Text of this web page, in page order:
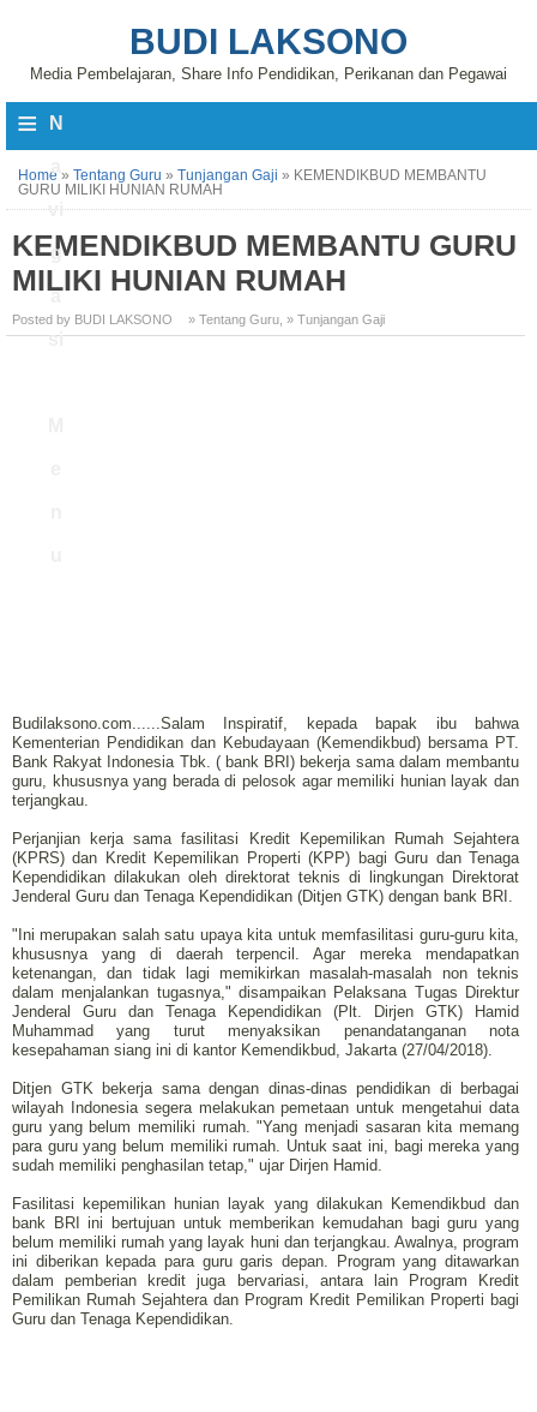
BUDI LAKSONO
Media Pembelajaran, Share Info Pendidikan, Perikanan dan Pegawai
≡ N
vi
g
a
si
Home » Tentang Guru » Tunjangan Gaji » KEMENDIKBUD MEMBANTU
GURU MILIKI HUNIAN RUMAH
KEMENDIKBUD MEMBANTU GURU
MILIKI HUNIAN RUMAH
Posted by BUDI LAKSONO » Tentang Guru » Tunjangan Gaji
Budilaksono.com......Salam Inspiratif, kepada bapak ibu bahwa
Kementerian Pendidikan dan Kebudayaan (Kemendikbud) bersama PT.
Bank Rakyat Indonesia Tbk. ( bank BRI) bekerja sama dalam membantu
guru, khususnya yang berada di pelosok agar memiliki hunian layak dan
terjangkau.
Perjanjian kerja sama fasilitasi Kredit Kepemilikan Rumah Sejahtera
(KPRS) dan Kredit Kepemilikan Properti (KPP) bagi Guru dan Tenaga
Kependidikan dilakukan oleh direktorat teknis di lingkungan Direktorat
Jenderal Guru dan Tenaga Kependidikan (Ditjen GTK) dengan bank BRI.
"Ini merupakan salah satu upaya kita untuk memfasilitasi guru-guru kita,
khususnya yang di daerah terpencil. Agar mereka mendapatkan
ketenangan, dan tidak lagi memikirkan masalah-masalah non teknis
dalam menjalankan tugasnya," disampaikan Pelaksana Tugas Direktur
Jenderal Guru dan Tenaga Kependidikan (Plt. Dirjen GTK) Hamid
Muhammad yang turut menyaksikan penandatanganan nota
kesepahaman siang ini di kantor Kemendikbud, Jakarta (27/04/2018).
Ditjen GTK bekerja sama dengan dinas-dinas pendidikan di berbagai
wilayah Indonesia segera melakukan pemetaan untuk mengetahui data
guru yang belum memiliki rumah. "Yang menjadi sasaran kita memang
para guru yang belum memiliki rumah. Untuk saat ini, bagi mereka yang
sudah memiliki penghasilan tetap," ujar Dirjen Hamid.
Fasilitasi kepemilikan hunian layak yang dilakukan Kemendikbud dan
bank BRI ini bertujuan untuk memberikan kemudahan bagi guru yang
belum memiliki rumah yang layak huni dan terjangkau. Awalnya, program
ini diberikan kepada para guru garis depan. Program yang ditawarkan
dalam pemberian kredit juga bervariasi, antara lain Program Kredit
Pemilikan Rumah Sejahtera dan Program Kredit Pemilikan Properti bagi
Guru dan Tenaga Kependidikan.